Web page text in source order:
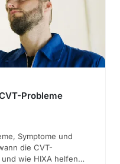
Probleme
Symptome und
die CVT-
wie HIXA helfen